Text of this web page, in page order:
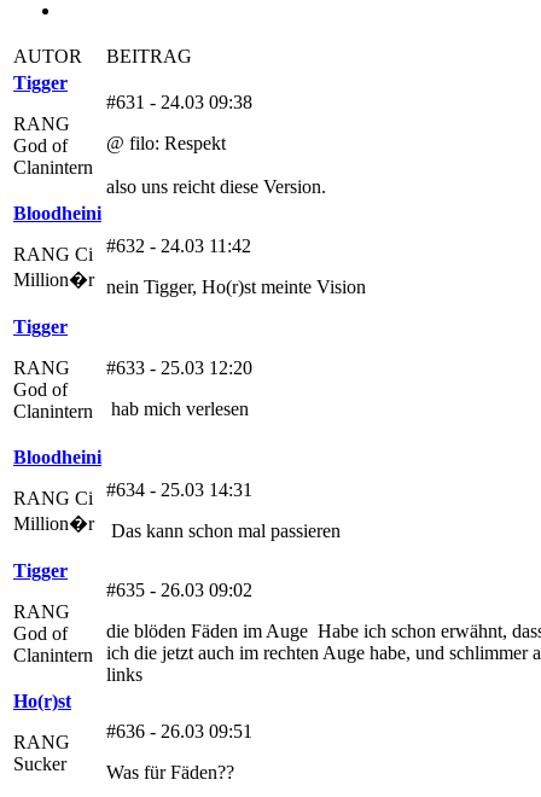
AUTOR
BEITRAG
Tigger
RANG
God of
Clanintern
#631 - 24.03 09:38
@ filo: Respekt
also uns reicht diese Version.
Bloodheini
RANG Ci
Million�r
#632 - 24.03 11:42
nein Tigger, Ho(r)st meinte Vision
Tigger
RANG
God of
Clanintern
#633 - 25.03 12:20
hab mich verlesen
Bloodheini
RANG Ci
Million�r
#634 - 25.03 14:31
Das kann schon mal passieren
Tigger
RANG
God of
Clanintern
#635 - 26.03 09:02
die blöden Fäden im Auge Habe ich schon erwähnt,
ich die jetzt auch im rechten Auge habe, und schlimmer
links
Ho(r)st
RANG
Sucker
#636 - 26.03 09:51
Was für Fäden??